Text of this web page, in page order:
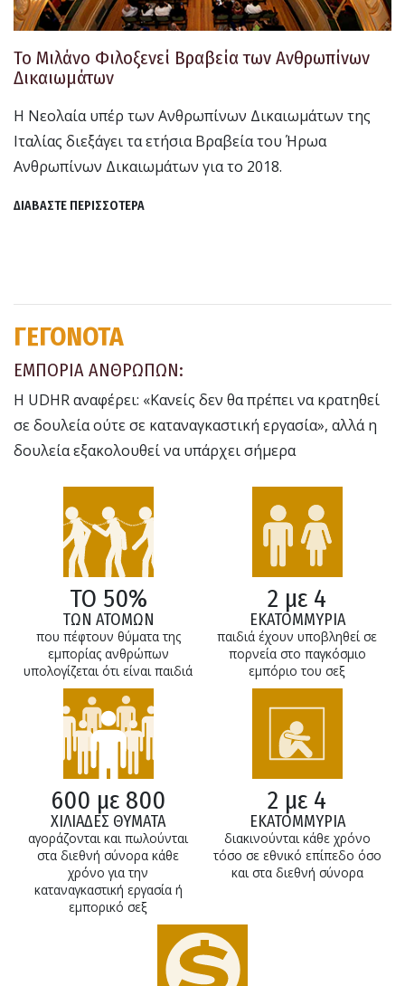
Το Μιλάνο Φιλοξενεί Βραβεία των Ανθρωπίνων
Δικαιωμάτων
Η Νεολαία υπέρ των Ανθρωπίνων Δικαιωμάτων της
Ιταλίας διεξάγει τα ετήσια Βραβεία του Ήρωα
Ανθρωπίνων Δικαιωμάτων για το 2018.
ΔΙΑΒΑΣΤΕ ΠΕΡΙΣΣΟΤΕΡΑ
ΓΕΓΟΝΟΤΑ
ΕΜΠΟΡΙΑ ΑΝΘΡΩΠΩΝ:
Η UDHR αναφέρει: «Κανείς δεν θα πρέπει να κρατηθεί
σε δουλεία ούτε σε καταναγκαστική εργασία», αλλά η
δουλεία εξακολουθεί να υπάρχει σήμερα
ΤΟ 50%
ΤΩΝ ΑΤΟΜΩΝ
που πέφτουν θύματα της
εμπορίας ανθρώπων
υπολογίζεται ότι είναι παιδιά
2 με 4
ΕΚΑΤΟΜΜΥΡΙΑ
παιδιά έχουν υποβληθεί σε
πορνεία στο παγκόσμιο
εμπόριο του σεξ
600 με 800
ΧΙΛΙΑΔΕΣ ΘΥΜΑΤΑ
αγοράζονται και πωλούνται
στα διεθνή σύνορα κάθε
χρόνο για την
καταναγκαστική εργασία ή
εμπορικό σεξ
2 με 4
ΕΚΑΤΟΜΜΥΡΙΑ
διακινούνται κάθε χρόνο
τόσο σε εθνικό επίπεδο όσο
και στα διεθνή σύνορα